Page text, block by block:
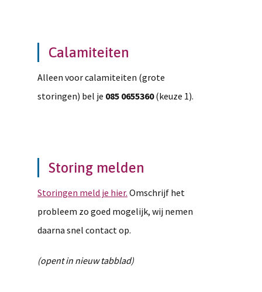
Calamiteiten
Alleen voor calamiteiten (grote
storingen) bel je 085 0655360(keuze 1).
Storing melden
Storingen meld je hier. Omschrijf het
probleem zo goed mogelijk, wij nemen
daarna snel contact op.
(opent in nieuw tabblad)